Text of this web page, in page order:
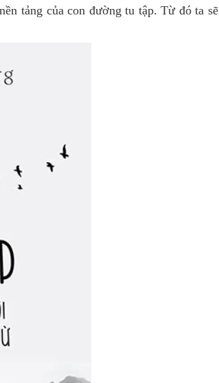
tảng của con đường tu tập. Từ đó ta sẽ